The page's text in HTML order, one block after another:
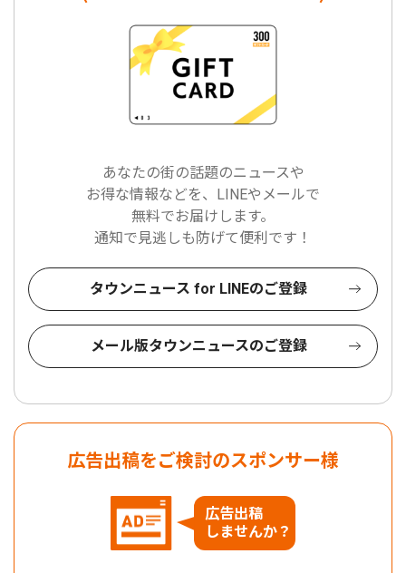
あなたの街の話題のニュースや
お得な情報などを、LINEやメールで
無料でお届けします。
通知で見逃しも防げて便利です！
タウンニュース for LINEのご登録
メール版タウンニュースのご登録
広告出稿をご検討のスポンサー様
広告出稿
しませんか？